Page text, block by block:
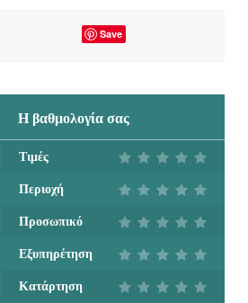
Save
Η βαθμολογία σας
Τιμές
Περιοχή
Προσωπικό
Εξυπηρέτηση
Κατάρτηση